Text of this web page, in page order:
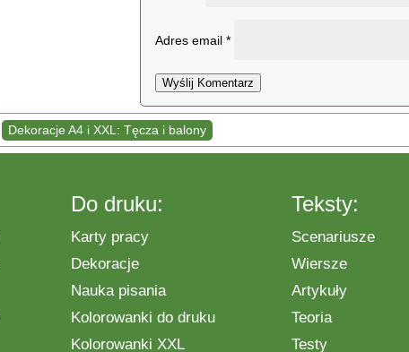
Adres email *
Wyślij Komentarz
Dekoracje A4 i XXL: Tęcza i balony
Do druku:
Karty pracy
Dekoracje
Nauka pisania
Kolorowanki do druku
Kolorowanki XXL
Teksty:
Scenariusze
Wiersze
Artykuły
Teoria
Testy